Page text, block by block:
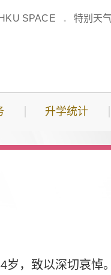
HKU SPACE 特别天
升学统计
，致以深切哀悼。